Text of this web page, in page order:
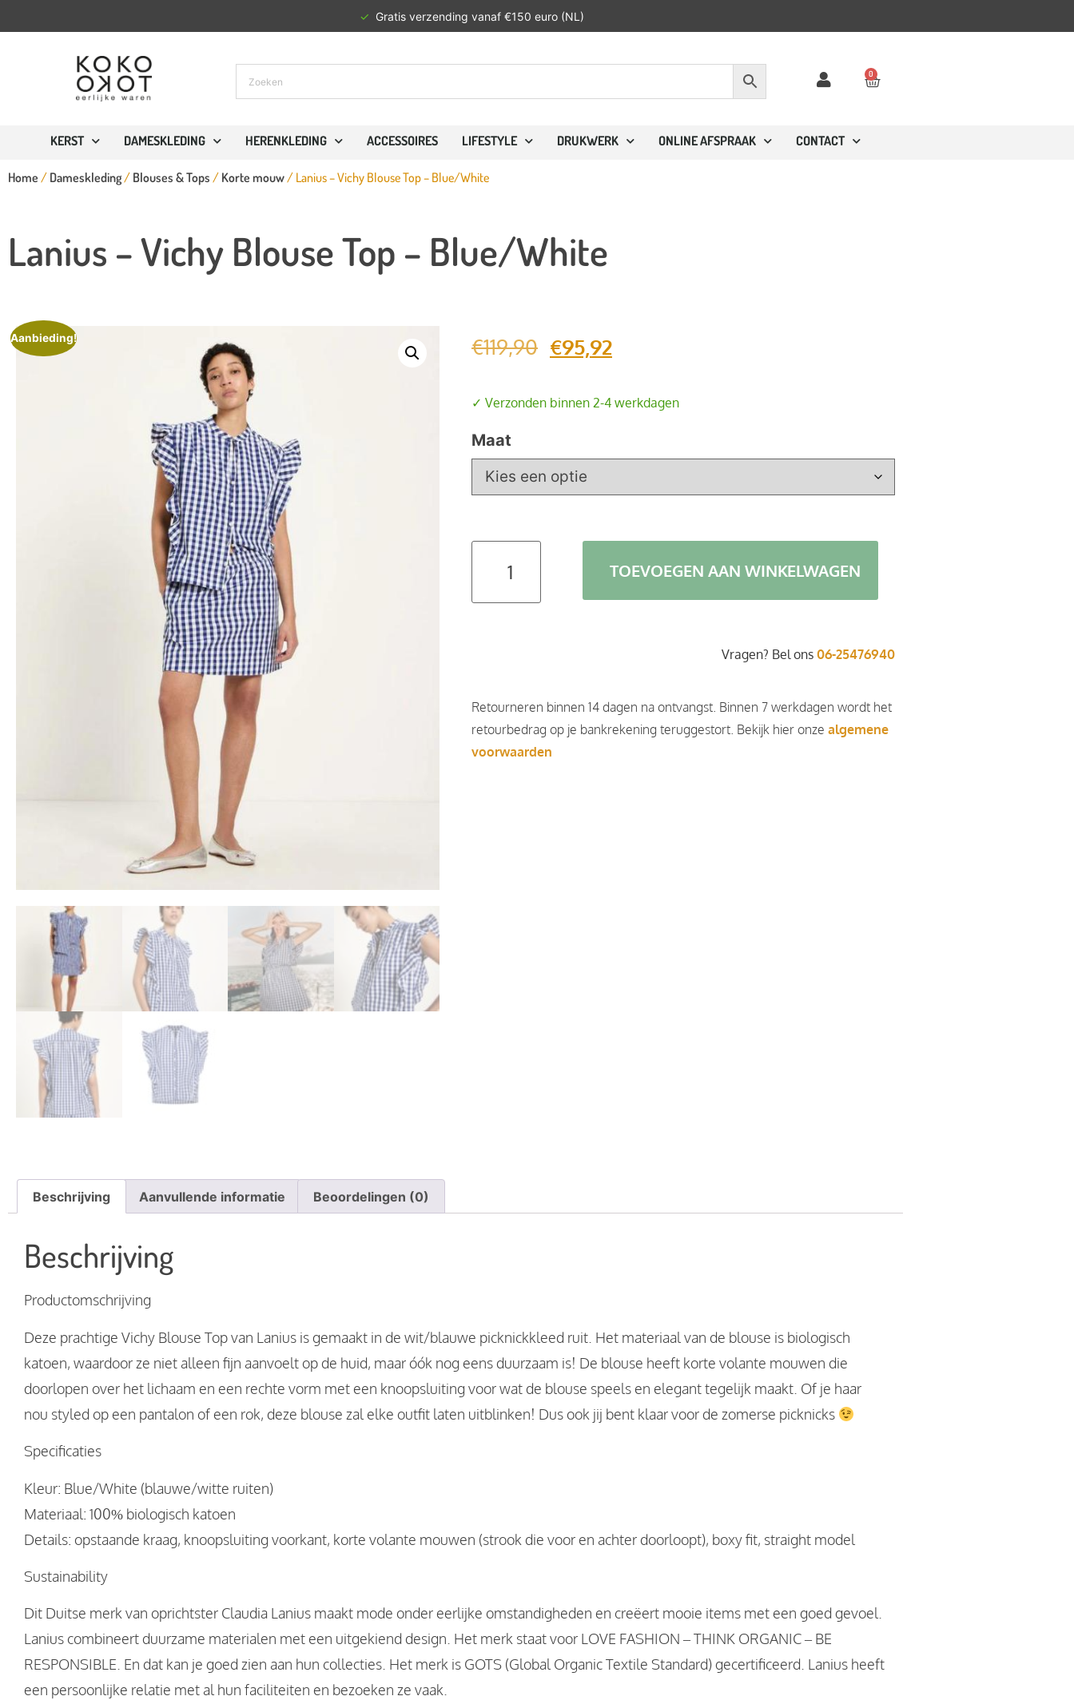
✓ Gratis verzending vanaf €150 euro (NL)
0
KERST DAMESKLEDING HERENKLEDING ACCESSOIRES LIFESTYLE DRUKWERK ONLINE AFSPRAAK CONTACT
Home / Dameskleding/ Blouses & Tops / Korte mouw/ Lanius – Vichy Blouse Top – Blue/White
Lanius – Vichy Blouse Top – Blue/White
Aanbieding! €119,90 €95,92
✓ Verzonden binnen 2-4 werkdagen
Maat
TOEVOEGEN AAN WINKELWAGEN
Vragen? Bel ons 06-25476940
Retourneren binnen 14 dagen na ontvangst. Binnen 7 werkdagen wordt het
retourbedrag op je bankrekening teruggestort. Bekijk hier onze algemene
voorwaarden
Beschrijving Aanvullende informatie Beoordelingen (0)
Beschrijving
Productomschrijving
Deze prachtige Vichy Blouse Top van Lanius is gemaakt in de wit/blauwe picknickkleed ruit. Het materiaal van de blouse is biologisch
katoen, waardoor ze niet alleen fijn aanvoelt op de huid, maar óók nog eens duurzaam is! De blouse heeft korte volante mouwen die
doorlopen over het lichaam en een rechte vorm met een knoopsluiting voor wat de blouse speels en elegant tegelijk maakt. Of je haar
nou styled op een pantalon of een rok, deze blouse zal elke outfit laten uitblinken! Dus ook jij bent klaar voor de zomerse picknicks
Specificaties
Kleur: Blue/White (blauwe/witte ruiten)
Materiaal: 100% biologisch katoen
Details: opstaande kraag, knoopsluiting voorkant, korte volante mouwen (strook die voor en achter doorloopt), boxy fit, straight model
Sustainability
Dit Duitse merk van oprichtster Claudia Lanius maakt mode onder eerlijke omstandigheden en creëert mooie items met een goed gevoel.
Lanius combineert duurzame materialen met een uitgekiend design. Het merk staat voor LOVE FASHION – THINK ORGANIC – BE
RESPONSIBLE. En dat kan je goed zien aan hun collecties. Het merk is GOTS (Global Organic Textile Standard) gecertificeerd. Lanius heeft
een persoonlijke relatie met al hun faciliteiten en bezoeken ze vaak.